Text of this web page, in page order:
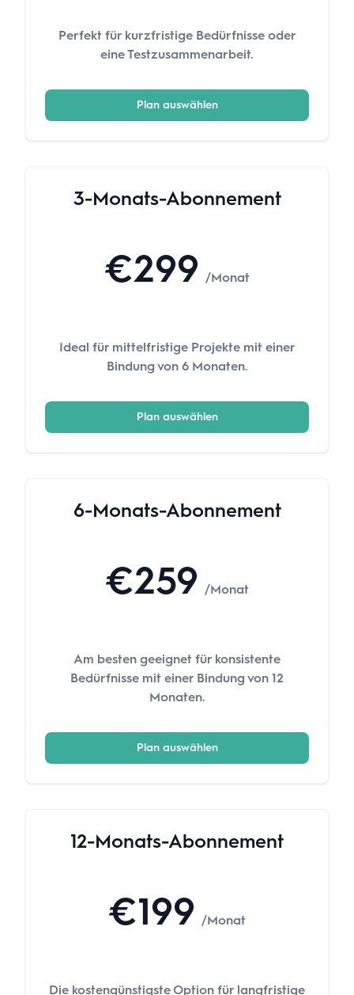
Perfekt für kurzfristige Bedürfnisse oder
eine Testzusammenarbeit.
Plan auswählen
3-Monats-Abonnement
€299 /Monat
Ideal für mittelfristige Projekte mit einer
Bindung von 6 Monaten.
Plan auswählen
6-Monats-Abonnement
€259 /Monat
Am besten geeignet für konsistente
Bedürfnisse mit einer Bindung von 12
Monaten.
Plan auswählen
12-Monats-Abonnement
€199 /Monat
Die kostengünstigste Option für langfristige